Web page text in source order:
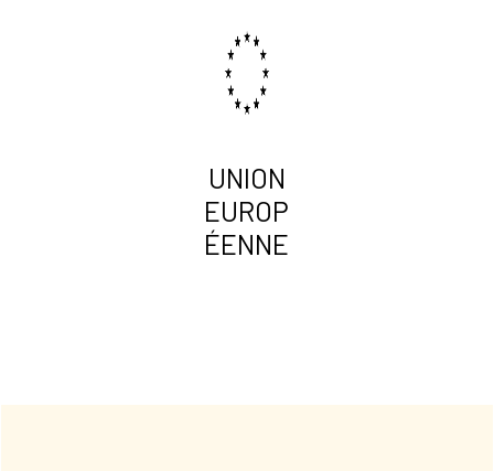
UNION
EUROP
ÉENNE